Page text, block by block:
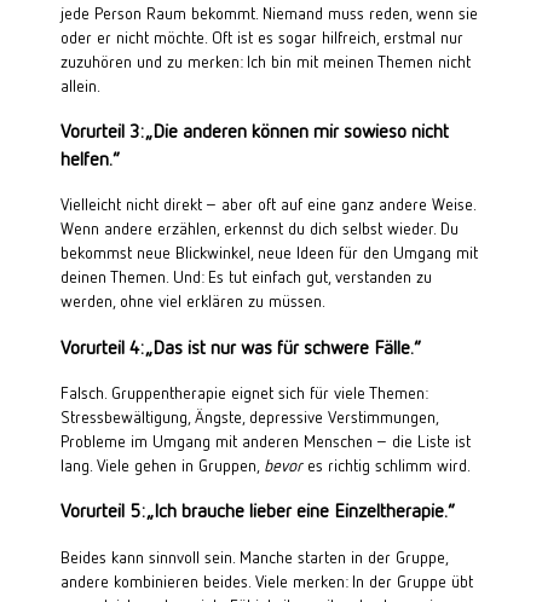
jede Person Raum bekommt. Niemand muss reden, wenn sie
oder er nicht möchte. Oft ist es sogar hilfreich, erstmal nur
zuzuhören und zu merken: Ich bin mit meinen Themen nicht
allein.
Vorurteil 3: „Die anderen können mir sowieso nicht
helfen.“
Vielleicht nicht direkt – aber oft auf eine ganz andere Weise.
Wenn andere erzählen, erkennst du dich selbst wieder. Du
bekommst neue Blickwinkel, neue Ideen für den Umgang mit
deinen Themen. Und: Es tut einfach gut, verstanden zu
werden, ohne viel erklären zu müssen.
Vorurteil 4: „Das ist nur was für schwere Fälle.“
Falsch. Gruppentherapie eignet sich für viele Themen:
Stressbewältigung, Ängste, depressive Verstimmungen,
Probleme im Umgang mit anderen Menschen – die Liste ist
lang. Viele gehen in Gruppen, bevor es richtig schlimm wird.
Vorurteil 5: „Ich brauche lieber eine Einzeltherapie.“
Beides kann sinnvoll sein. Manche starten in der Gruppe,
andere kombinieren beides. Viele merken: In der Gruppe übt